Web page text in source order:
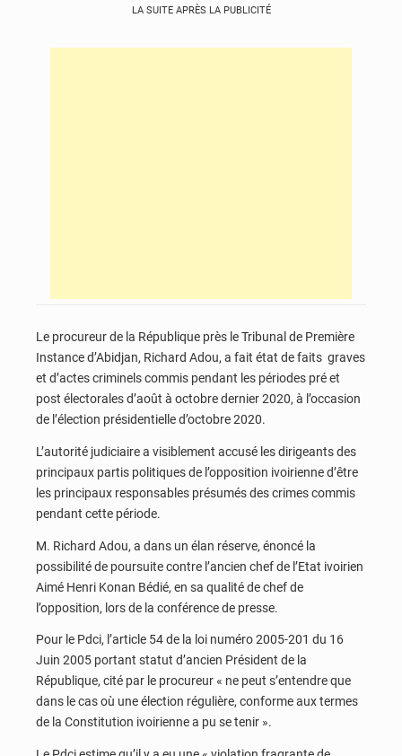
LA SUITE APRÈS LA PUBLICITÉ
Le procureur de la République près le Tribunal de Première
Instance d’Abidjan, Richard Adou, a fait état de faits graves
et d’actes criminels commis pendant les périodes pré et
post électorales d’août à octobre dernier 2020, à l’occasion
de l’élection présidentielle d’octobre 2020.
L’autorité judiciaire a visiblement accusé les dirigeants des
principaux partis politiques de l’opposition ivoirienne d’être
les principaux responsables présumés des crimes commis
pendant cette période.
M. Richard Adou, a dans un élan réserve, énoncé la
possibilité de poursuite contre l’ancien chef de l’Etat ivoirien
Aimé Henri Konan Bédié, en sa qualité de chef de
l’opposition, lors de la conférence de presse.
Pour le Pdci, l’article 54 de la loi numéro 2005-201 du 16
Juin 2005 portant statut d’ancien Président de la
République, cité par le procureur « ne peut s’entendre que
dans le cas où une élection régulière, conforme aux termes
de la Constitution ivoirienne a pu se tenir ».